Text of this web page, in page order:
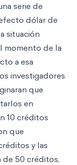
serie de
dólar de
situación
momento de la
a esa
investigadores
que
en
10 créditos
que
y las
50 créditos,